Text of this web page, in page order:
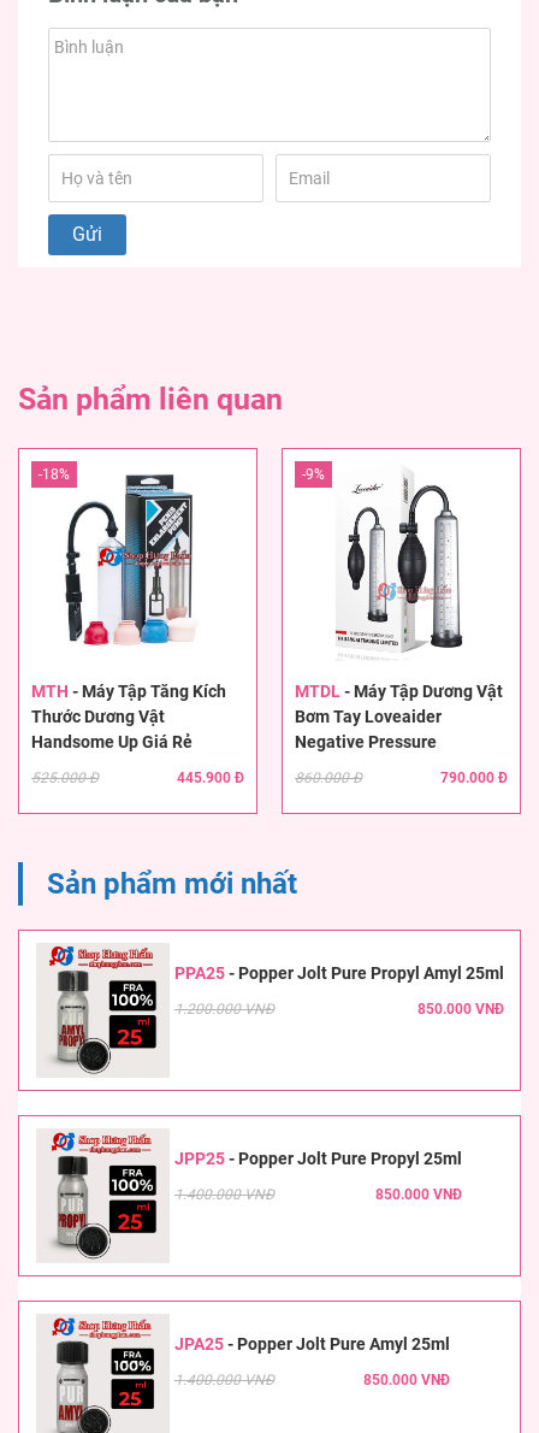
Sản phẩm liên quan
MTH - Máy Tập Tăng Kích
Thước Dương Vật
Handsome Up Giá Rẻ
525.000 Đ 445.900 Đ
-18%
MTDL- Máy Tập Dương Vật
Bơm Tay Loveaider
Negative Pressure
860.000 Đ 790.000 Đ
-9%
Sản phẩm mới nhất
PPA25- Popper Jolt Pure Propyl Amyl 25ml
1.200.000 VNĐ 850.000 VNĐ
JPP25- Popper Jolt Pure Propyl 25ml
1.400.000 VNĐ 850.000 VNĐ
JPA25- Popper Jolt Pure Amyl 25ml
1.400.000 VNĐ 850.000 VNĐ